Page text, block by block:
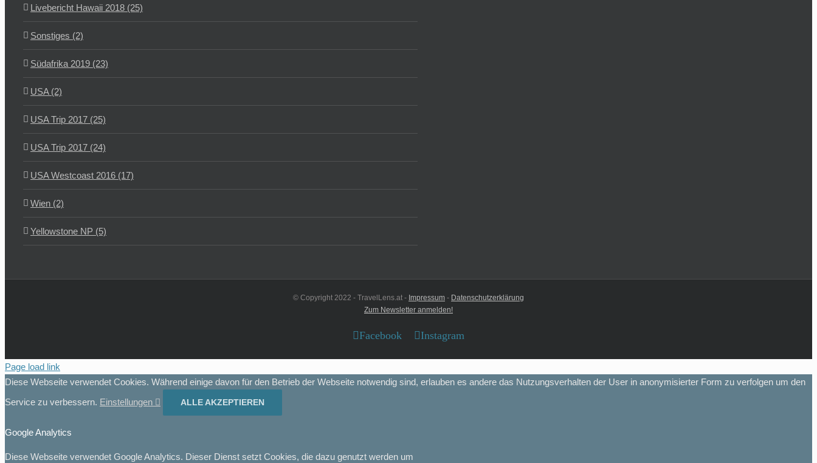
Livebericht Hawaii 2018 (25)
Sonstiges (2)
Südafrika 2019 (23)
USA (2)
USA Trip 2017 (25)
USA Trip 2017 (24)
USA Westcoast 2016 (17)
Wien (2)
Yellowstone NP (5)
© Copyright 2022 - TravelLens.at - Impressum - Datenschutzerklärung
Zum Newsletter anmelden!
Facebook Instagram
Page load link
Diese Webseite verwendet Cookies. Während einige davon für den Betrieb der Webseite notwendig sind, erlauben es andere das Nutzungsverhalten der User in anonymisierter Form zu verfolgen um den
Service zu verbessern. Einstellungen ALLE AKZEPTIEREN
Google Analytics
Diese Webseite verwendet Google Analytics. Dieser Dienst setzt Cookies, die dazu genutzt werden um